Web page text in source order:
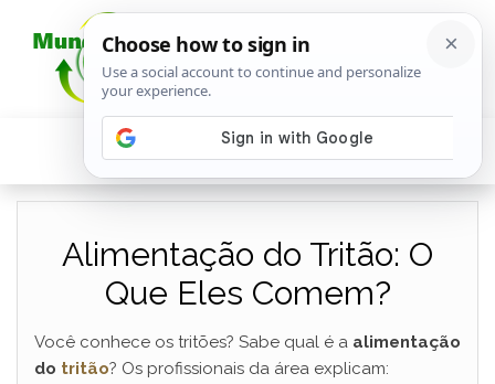
Alimentação do Tritão: O
Que Eles Comem?
Você conhece os tritões? Sabe qual é a alimentação
do tritão? Os profissionais da área explicam: